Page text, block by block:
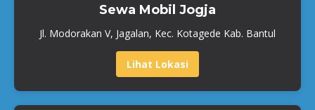
Sewa Mobil Jogja
Jl. Modorakan V, Jagalan, Kec. Kotagede Kab. Bantul
Lihat Lokasi